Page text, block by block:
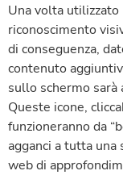
Una volta
riconoscimento
di conseguenza,
contenuto
sullo schermo sarà
Queste icone,
funzioneranno da
agganci a tutta
web di